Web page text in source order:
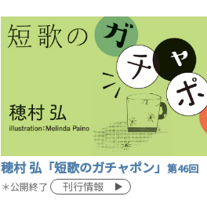
穂村 弘「短歌のガチャポン」 第46回
＊公開終了 刊行情報